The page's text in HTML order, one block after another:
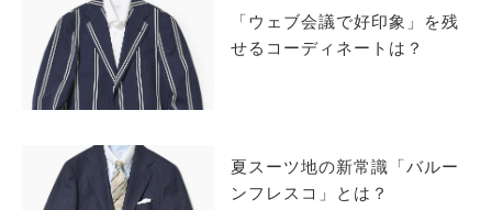
「ウェブ会議で好印象」を残
せるコーディネートは？
夏スーツ地の新常識「バルー
ンフレスコ」とは？